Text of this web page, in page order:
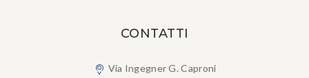
CONTATTI
Via Ingegner G. Caproni